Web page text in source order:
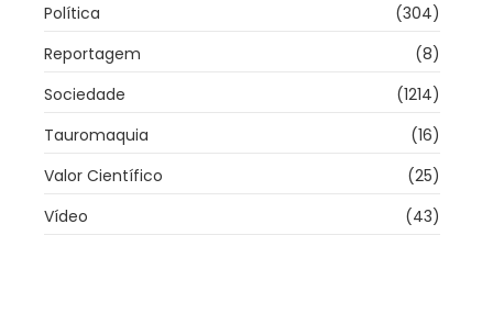
Política
(304)
Reportagem
(8)
Sociedade
(1214)
Tauromaquia
(16)
Valor Científico
(25)
Vídeo
(43)